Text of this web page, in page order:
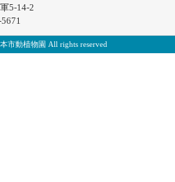
5-14-2
市動植物園 All rights reserved